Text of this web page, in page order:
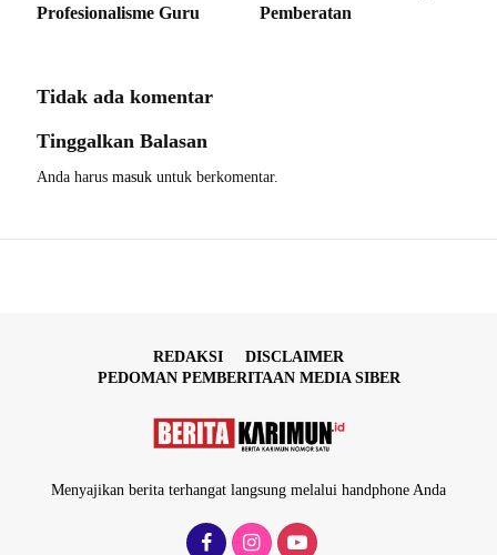
Profesionalisme Guru
Pemberatan
Tidak ada komentar
Tinggalkan Balasan
Anda harus masuk untuk berkomentar.
REDAKSI
DISCLAIMER
PEDOMAN PEMBERITAAN MEDIA SIBER
Menyajikan berita terhangat langsung melalui handphone Anda